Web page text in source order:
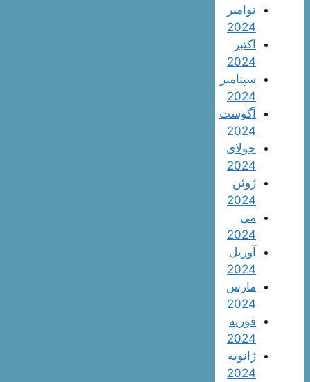
نوامبر
2024
اکتبر
2024
سپتامبر
2024
آگوست
2024
جولای
2024
ژوئن
2024
می
2024
آوریل
2024
مارس
2024
فوریه
2024
ژانویه
2024